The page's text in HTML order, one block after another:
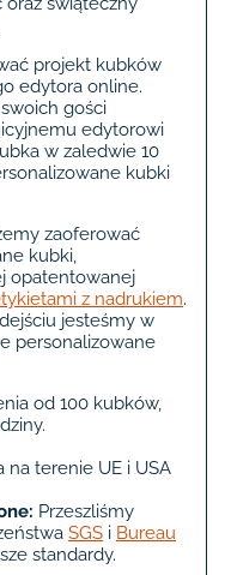
projekt kubków
edytora online.
gości
edytorowi
w zaledwie 10
kubki
zaoferować
kubki,
opatentowanej
z nadrukiem.
jesteśmy w
personalizowane
od 100 kubków,
na terenie UE i USA
Przeszliśmy
SGS i Bureau
standardy.